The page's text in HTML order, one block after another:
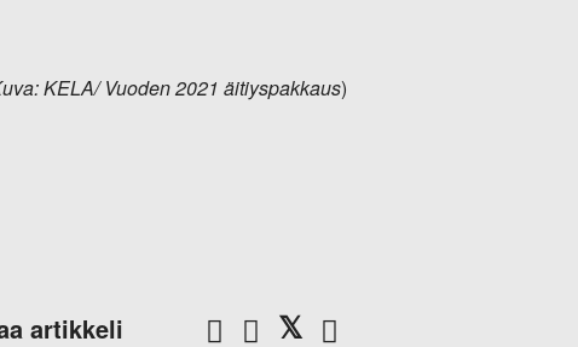
KELA/ Vuoden 2021 äitiyspakkaus)
artikkeli